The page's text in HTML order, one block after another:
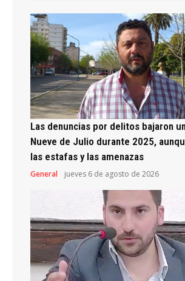
Las denuncias por delitos bajaron
Nueve de Julio durante 2025,
las estafas y las amenazas
General jueves 6 de agosto de 2026